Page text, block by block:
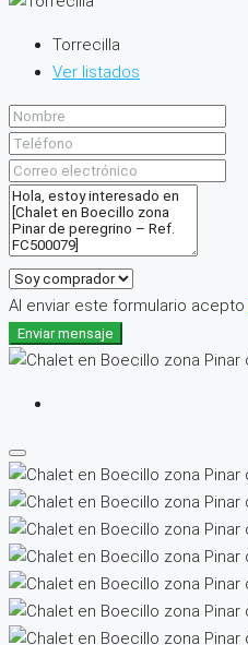
Torrecilla
Ver listados
Al enviar este formulario acepto
Enviar mensaje